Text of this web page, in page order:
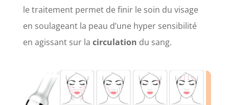
le traitement permet de finir le soin du visage
en soulageant la peau d’une hyper sensibilité
en agissant sur la circulation du sang.